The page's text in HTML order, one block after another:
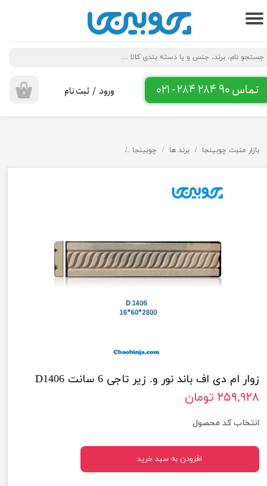
تماس 90 284 284 - 021 ۰ ورود / ثبت نام
حساب کاربری من
تغییر گذر واژه
سفارشات
خروج از حساب کاربری
بازار منبت چوبینجا برند ها چوبینجا
زوار ام دی اف باند نور و. زیر تاجی 6 سانت D1406
۲۵۹,۹۲۸ تومان
انتخاب کد محصول
افزودن به سبد خرید